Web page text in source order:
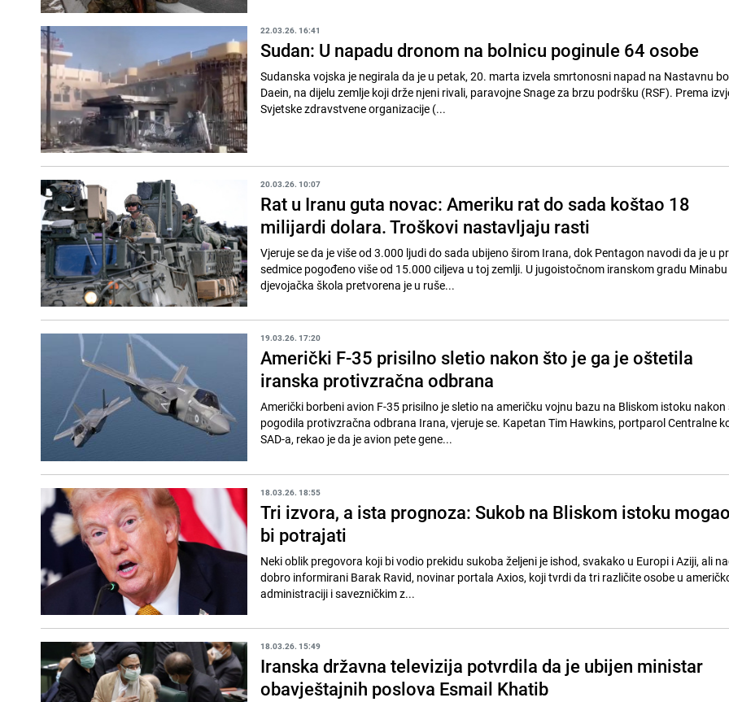
22.03.26. 16:41
Sudan: U napadu dronom na bolnicu poginule 64 osobe
Sudanska vojska je negirala da je u petak, 20. marta izvela smrtonosni napad na Nastavnu
Daein, na dijelu zemlje koji drže njeni rivali, paravojne Snage za brzu podršku (RSF). Prema
Svjetske zdravstvene organizacije (...
20.03.26. 10:07
Rat u Iranu guta novac: Ameriku rat do sada koštao 18
milijardi dolara. Troškovi nastavljaju rasti
Vjeruje se da je više od 3.000 ljudi do sada ubijeno širom Irana, dok Pentagon navodi da je u
sedmice pogođeno više od 15.000 ciljeva u toj zemlji. U jugoistočnom iranskom gradu
djevojačka škola pretvorena je u ruše...
19.03.26. 17:20
Američki F-35 prisilno sletio nakon što je ga je oštetila
iranska protivzračna odbrana
Američki borbeni avion F-35 prisilno je sletio na američku vojnu bazu na Bliskom istoku nakon
pogodila protivzračna odbrana Irana, vjeruje se. Kapetan Tim Hawkins, portparol Centralne
SAD-a, rekao je da je avion pete gene...
18.03.26. 18:55
Tri izvora, a ista prognoza: Sukob na Bliskom istoku mogao
bi potrajati
Neki oblik pregovora koji bi vodio prekidu sukoba željeni je ishod, svakako u Europi i Aziji, ali
dobro informirani Barak Ravid, novinar portala Axios, koji tvrdi da tri različite osobe u
administraciji i savezničkim z...
18.03.26. 15:49
Iranska državna televizija potvrdila da je ubijen ministar
obavještajnih poslova Esmail Khatib